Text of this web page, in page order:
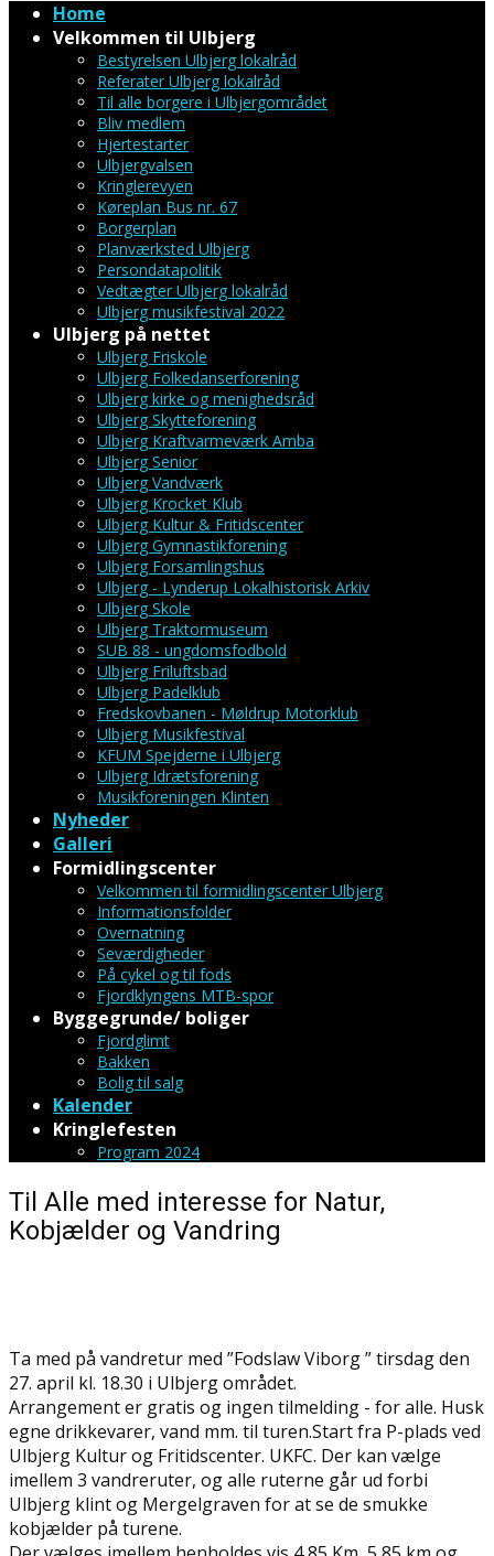
Home
Velkommen til Ulbjerg
Bestyrelsen Ulbjerg lokalråd
Referater Ulbjerg lokalråd
Til alle borgere i Ulbjergområdet
Bliv medlem
Hjertestarter
Ulbjergvalsen
Kringlerevyen
Køreplan Bus nr. 67
Borgerplan
Planværksted Ulbjerg
Persondatapolitik
Vedtægter Ulbjerg lokalråd
Ulbjerg musikfestival 2022
Ulbjerg på nettet
Ulbjerg Friskole
Ulbjerg Folkedanserforening
Ulbjerg kirke og menighedsråd
Ulbjerg Skytteforening
Ulbjerg Kraftvarmeværk Amba
Ulbjerg Senior
Ulbjerg Vandværk
Ulbjerg Krocket Klub
Ulbjerg Kultur & Fritidscenter
Ulbjerg Gymnastikforening
Ulbjerg Forsamlingshus
Ulbjerg - Lynderup Lokalhistorisk Arkiv
Ulbjerg Skole
Ulbjerg Traktormuseum
SUB 88 - ungdomsfodbold
Ulbjerg Friluftsbad
Ulbjerg Padelklub
Fredskovbanen - Møldrup Motorklub
Ulbjerg Musikfestival
KFUM Spejderne i Ulbjerg
Ulbjerg Idrætsforening
Musikforeningen Klinten
Nyheder
Galleri
Formidlingscenter
Velkommen til formidlingscenter Ulbjerg
Informationsfolder
Overnatning
Seværdigheder
På cykel og til fods
Fjordklyngens MTB-spor
Byggegrunde/ boliger
Fjordglimt
Bakken
Bolig til salg
Kalender
Kringlefesten
Program 2024
Til Alle med interesse for Natur,
Kobjælder og Vandring
Ta med på vandretur med ”Fodslaw Viborg ” tirsdag den
27. april kl. 18.30 i Ulbjerg området.
Arrangement er gratis og ingen tilmelding - for alle. Husk
egne drikkevarer, vand mm. til turen.Start fra P-plads ved
Ulbjerg Kultur og Fritidscenter. UKFC. Der kan vælge
imellem 3 vandreruter, og alle ruterne går ud forbi
Ulbjerg klint og Mergelgraven for at se de smukke
kobjælder på turene.